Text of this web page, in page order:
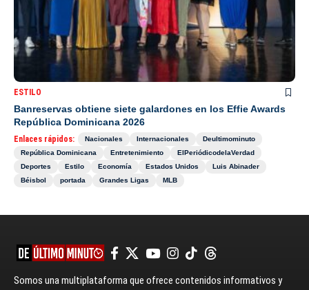
ESTILO
Banreservas obtiene siete galardones en los Effie Awards
República Dominicana 2026
Enlaces rápidos: Nacionales Internacionales
Deultimominuto
República Dominicana
Entretenimiento
ElPeriódicodelaVerdad
Deportes
Estilo Economía Estados Unidos
Luis Abinader
Béisbol
portada Grandes Ligas MLB
Somos una multiplataforma que ofrece contenidos informativos y